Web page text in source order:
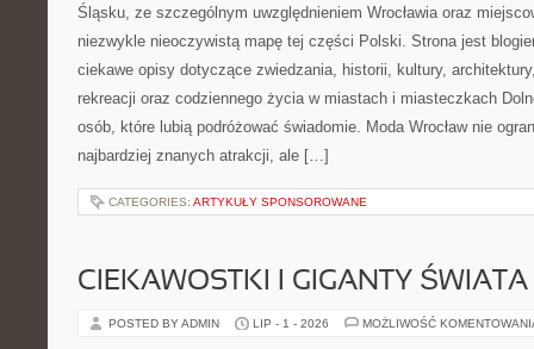
Śląsku, ze szczególnym uwzględnieniem Wrocławia oraz
niezwykle nieoczywistą mapę tej części Polski. Strona jest
ciekawe opisy dotyczące zwiedzania, historii, kultury,
rekreacji oraz codziennego życia w miastach i miasteczkach
osób, które lubią podróżować świadomie. Moda Wrocław nie
najbardziej znanych atrakcji, ale […]
CATEGORIES: ARTYKUŁY SPONSOROWANE
CIEKAWOSTKI I GIGANTY ŚWIATA
POSTED BY ADMIN LIP - 1 - 2026 MOŻLIWOŚĆ